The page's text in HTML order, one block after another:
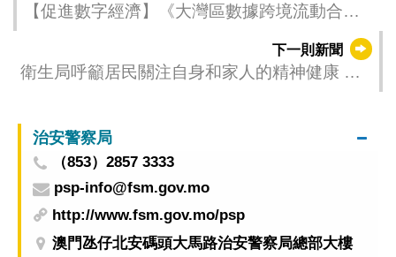
【促進數字經濟】《大灣區數據跨境流動合作
下一則新聞
衛生局呼籲居民關注自身和家人的精神健康 共
治安警察局
（853）2857 3333
psp-info@fsm.gov.mo
http://www.fsm.gov.mo/psp
澳門氹仔北安碼頭大馬路治安警察局總部大樓